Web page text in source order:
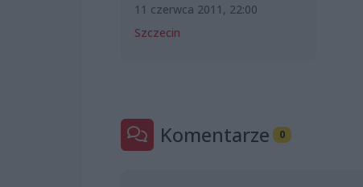
11 czerwca 2011, 22:00
Szczecin
Komentarze 0